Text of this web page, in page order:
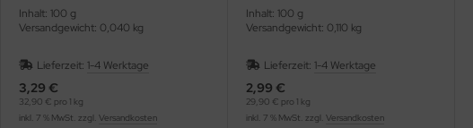
Inhalt: 100 g
Versandgewicht: 0,040 kg
Lieferzeit: 1-4 Werktage
3,29 €
32,90 € pro 1 kg
inkl. 7 % MwSt. zzgl. Versandkosten
Inhalt: 100 g
Versandgewicht: 0,110 kg
Lieferzeit: 1-4 Werktage
2,99 €
29,90 € pro 1 kg
inkl. 7 % MwSt. zzgl. Versandkosten